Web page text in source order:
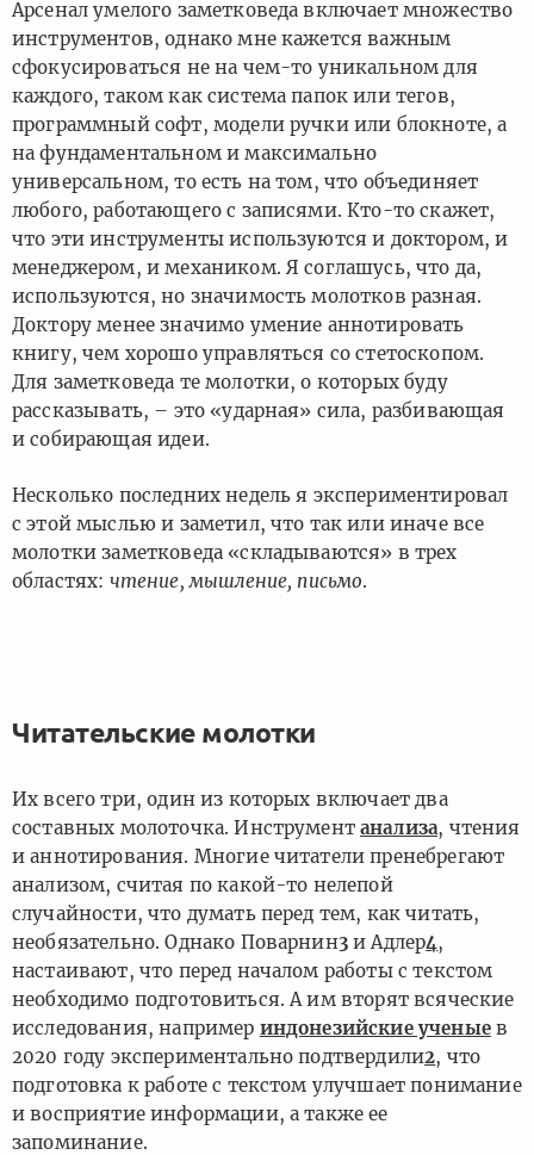
Арсенал умелого заметковеда включает множество
инструментов, однако мне кажется важным
сфокусироваться не на чем-то уникальном для
каждого, таком как система папок или тегов,
программный софт, модели ручки или блокноте, а
на фундаментальном и максимально
универсальном, то есть на том, что объединяет
любого, работающего с записями. Кто-то скажет,
что эти инструменты используются и доктором, и
менеджером, и механиком. Я соглашусь, что да,
используются, но значимость молотков разная.
Доктору менее значимо умение аннотировать
книгу, чем хорошо управляться со стетоскопом.
Для заметковеда те молотки, о которых буду
рассказывать, – это «ударная» сила, разбивающая
и собирающая идеи.
Несколько последних недель я экспериментировал
с этой мыслью и заметил, что так или иначе все
молотки заметковеда «складываются» в трех
областях: чтение, мышление, письмо.
Читательские молотки
Их всего три, один из которых включает два
составных молоточка. Инструментанализа, чтения
и аннотирования. Многие читатели пренебрегают
анализом, считая по какой-то нелепой
случайности, что думать перед тем, как читать,
необязательно. Однако Поварнин3и Адлер4,
настаивают, что перед началом работы с текстом
необходимо подготовиться. А им вторят всяческие
исследования, например индонезийские ученыев
2020 году экспериментально подтвердили2, что
подготовка к работе с текстом улучшает понимание
и восприятие информации, а также ее
запоминание.